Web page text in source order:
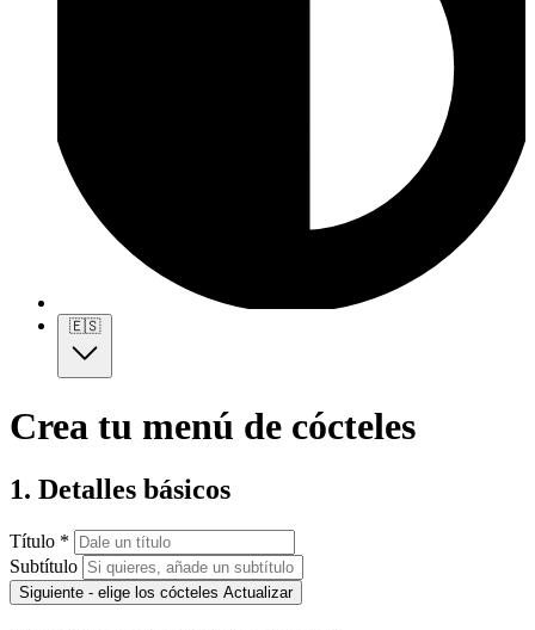
🇪🇸
Crea tu menú de cócteles
1. Detalles básicos
Título *
Subtítulo
Siguiente - elige los cócteles Actualizar